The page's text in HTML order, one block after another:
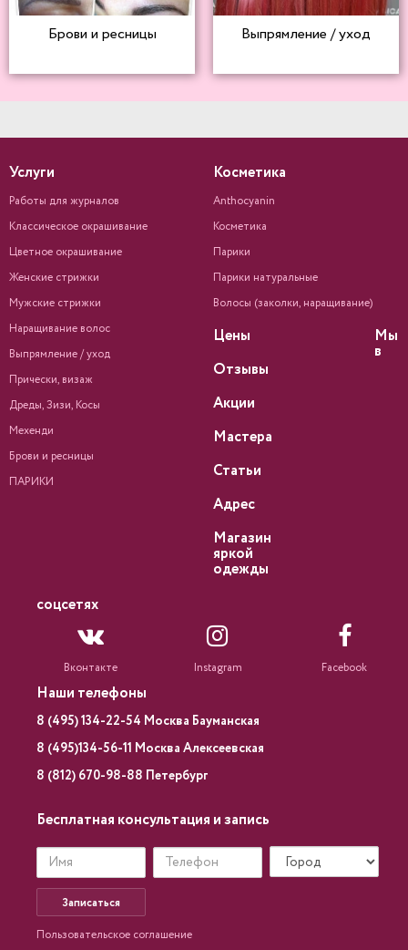
Брови и ресницы Выпрямление / уход
Услуги
Работы для журналов
Классическое окрашивание
Цветное окрашивание
Женские стрижки
Мужские стрижки
Наращивание волос
Выпрямление / уход
Прически, визаж
Дреды, Зизи, Косы
Мехенди
Брови и ресницы
ПАРИКИ
Косметика
Anthocyanin
Косметика
Парики
Парики натуральные
Волосы (заколки, наращивание)
Цены
Отзывы
Акции
Мастера
Статьи
Адрес
Магазин
яркой
одежды
Мы
в
соцсетях
Вконтакте Instagram Facebook
Наши телефоны
8 (495) 134-22-54 Москва Бауманская
8 (495)134-56-11 Москва Алексеевская
8 (812) 670-98-88 Петербург
Бесплатная консультация и запись
Записаться
Пользовательское соглашение